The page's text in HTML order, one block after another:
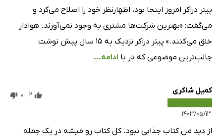
پیتر دراکر امروز اینجا بود، اظهارنظر خود را اصلاح می‌کرد و
می‌گفت: «بهترین شرکت‌ها مشتری به وجود نمی‌آورند. هوادار
خلق می‌کنند.» پیتر دراکر نزدیک به ۱۵ سال پیش نوشت
جالب‌ترین موضوعی که در با ادامه...
کمیل شاکری
۱۴۰۳/۰۵/۱۳
2
0
از دید من کتاب جذابی نبود. کل کتاب رو میشه در یک جمله